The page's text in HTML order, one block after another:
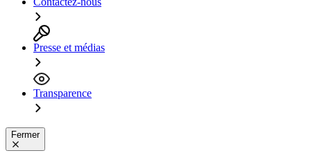
Presse et médias
Transparence
Fermer